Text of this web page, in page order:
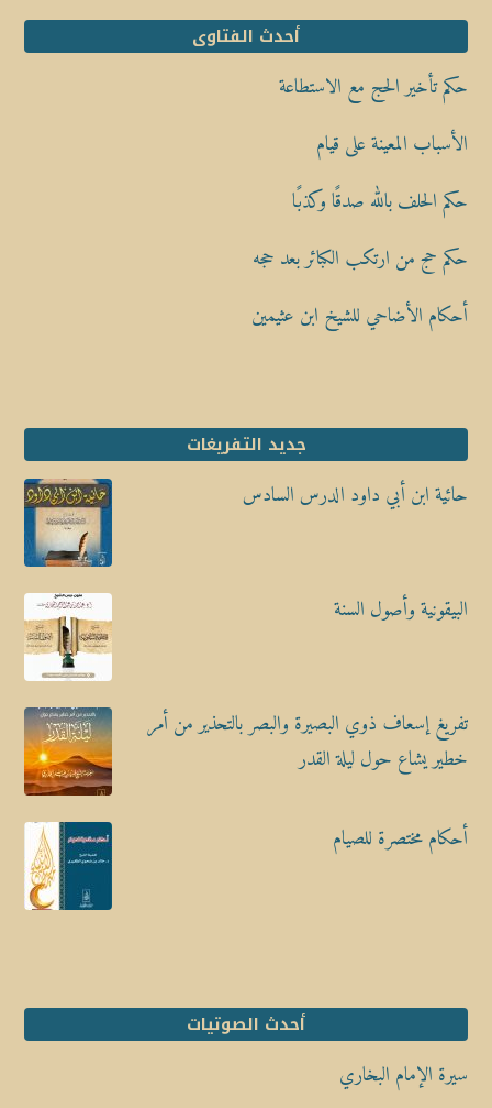
أحدث الفتاوى
حكم تأخير الحج مع الاستطاعة
الأسباب المعينة على قيام
حكم الحلف بالله صدقًا وكذبًا
حكم حج من ارتكب الكبائر بعد حجه
أحكام الأضاحي للشيخ ابن عثيمين
جديد التفريغات
حائية ابن أبي داود الدرس السادس
البيقونية وأصول السنة
تفريغ إسعاف ذوي البصيرة والبصر بالتحذير من أمر
خطير يشاع حول ليلة القدر
أحكام مختصرة للصيام
أحدث الصوتيات
سيرة الإمام البخاري